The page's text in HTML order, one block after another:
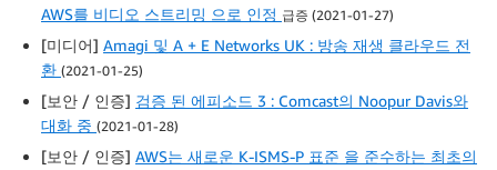
AWS를 비디오 스트리밍 으로 인정 급증 (2021-01-27)
[미디어] Amagi 및 A + E Networks UK : 방송 재생 클라우드 전
환 (2021-01-25)
[보안 / 인증] 검증 된 에피소드 3 : Comcast의 Noopur Davis와
대화 중 (2021-01-28)
[보안 / 인증] AWS는 새로운 K-ISMS-P 표준 을 준수하는 최초의